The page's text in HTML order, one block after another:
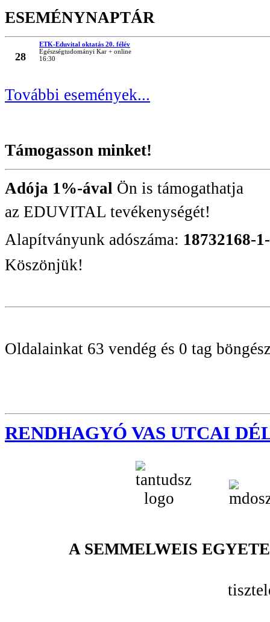
ESEMÉNYNAPTÁR
28
ETK-Eduvital oktatás 20. félév
Egészségtudományi Kar + online
16:30
További események...
Támogasson minket!
Adója 1%-ával Ön is támogathatja
az EDUVITAL tevékenységét!
Alapítványunk adószáma: 18732168-
Köszönjük!
Oldalainkat 63 vendég és 0 tag
RENDHAGYÓ VAS UTCAI
A SEMMELWEIS